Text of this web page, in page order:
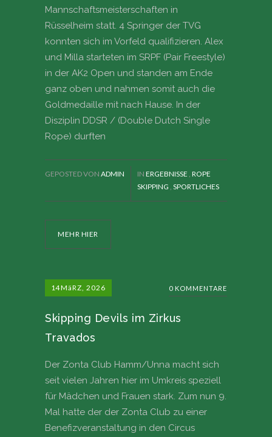
Mannschaftsmeisterschaften in
Rüsselheim statt. 4 Springer der TVG
konnten sich im Vorfeld qualifizieren. Alex
und Milla starteten im SRPF (Pair Freestyle)
in der AK2 Open und standen am Ende
ganz oben und nahmen somit auch die
Goldmedaille mit nach Hause. In der
Disziplin DDSR / (Double Dutch Single
Rope) durften
MEHR HIER
GEPOSTED VON ADMIN IN ERGEBNISSE ROPE
SKIPPING SPORTLICHES
14MäRZ, 2026 0 KOMMENTARE
Skipping Devils im Zirkus
Travados
Der Zonta Club Hamm/Unna macht sich
seit vielen Jahren hier im Umkreis speziell
für Mädchen und Frauen stark. Zum nun 9.
Mal hatte der der Zonta Club zu einer
Benefizveranstaltung in den Circus